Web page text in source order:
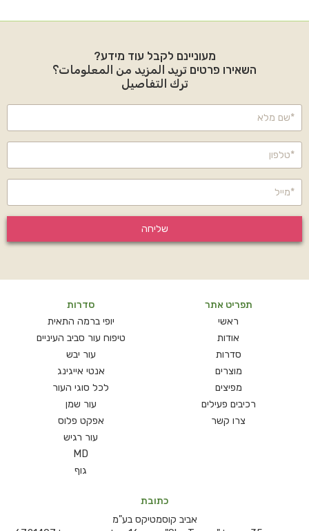
מעוניינם לקבל עוד מידע?
השאירו פרטים تريد المزيد من المعلومات؟
ترك التفاصيل
שליחה
תפריט אתר
ראשי
אודות
סדרות
מוצרים
מפיצים
רכיבים פעילים
צרו קשר
סדרות
יופי ברמה התאית
טיפוח עור סביב העיניים
עור יבש
אנטי אייגינג
לכל סוגי העור
עור שמן
אפקט פלוס
עור רגיש
MD
גוף
כתובת
אביב קוסמטיקס בע"מ